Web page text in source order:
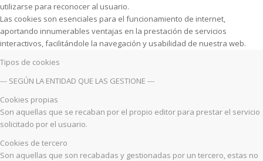
utilizarse para reconocer al usuario.
Las cookies son esenciales para el funcionamiento de internet,
aportando innumerables ventajas en la prestación de servicios
interactivos, facilitándole la navegación y usabilidad de nuestra web.
Tipos de cookies
--- SEGÚN LA ENTIDAD QUE LAS GESTIONE ---
Cookies propias
Son aquellas que se recaban por el propio editor para prestar el servicio
solicitado por el usuario.
Cookies de tercero
Son aquellas que son recabadas y gestionadas por un tercero, estas no